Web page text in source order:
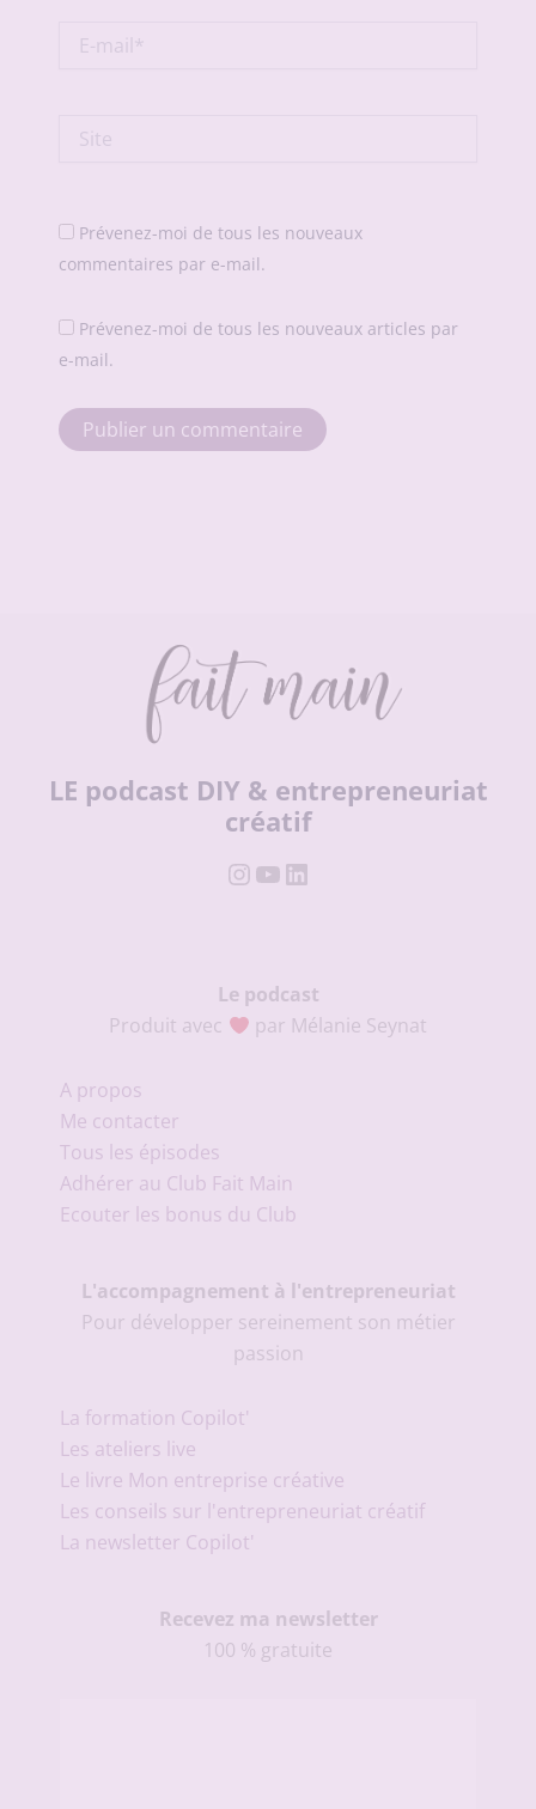
mail*
Prévenez-moi de tous les nouveaux
commentaires par e-mail.
Prévenez-moi de tous les nouveaux articles par
e-mail.
LE podcast DIY & entrepreneuriat
créatif
Instagram
YouTube
LinkedIn
Le podcast
Produit avec
par Mélanie Seynat
A propos
Me contacter
Tous les épisodes
Adhérer au Club Fait Main
Ecouter les bonus du Club
L'accompagnement à l'entrepreneuriat
Pour développer sereinement son métier
passion
La formation Copilot'
Les ateliers live
Le livre Mon entreprise créative
Les conseils sur l'entrepreneuriat créatif
La newsletter Copilot'
Recevez ma newsletter
100 % gratuite